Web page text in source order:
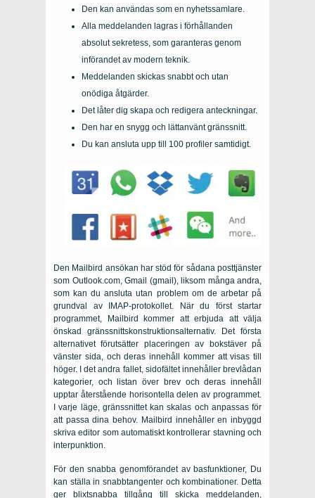
Den kan användas som en nyhetssamlare.
Alla meddelanden lagras i förhållanden
absolut sekretess, som garanteras genom
införandet av modern teknik.
Meddelanden skickas snabbt och utan
onödiga åtgärder.
Det låter dig skapa och redigera anteckningar.
Den har en snygg och lättanvänt gränssnitt.
Du kan ansluta upp till 100 profiler samtidigt.
Den Mailbird ansökan har stöd för sådana posttjänster
som Outlook.com, Gmail (gmail), liksom många andra,
som kan du ansluta utan problem om de arbetar på
grundval av IMAP-protokollet. När du först startar
programmet, Mailbird kommer att erbjuda att välja
önskad gränssnittskonstruktionsalternativ. Det första
alternativet förutsätter placeringen av bokstäver på
vänster sida, och deras innehåll kommer att visas till
höger. I det andra fallet, sidofältet innehåller brevlådan
kategorier, och listan över brev och deras innehåll
upptar återstående horisontella delen av programmet.
I varje läge, gränssnittet kan skalas och anpassas för
att passa dina behov. Mailbird innehåller en inbyggd
skriva editor som automatiskt kontrollerar stavning och
interpunktion.
För den snabba genomförandet av basfunktioner, Du
kan ställa in snabbtangenter och kombinationer. Detta
ger blixtsnabba tillgång till skicka meddelanden,